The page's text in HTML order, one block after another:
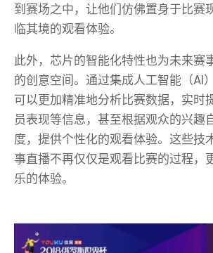
到赛场之中，让他们仿佛置身于比赛
临其境的观看体验。
此外，芯片的智能化特性也为未来赛
的创意空间。通过集成人工智能（AI
可以更加精准地分析比赛数据，实时
员表现等信息，甚至根据观众的兴趣
度，提供个性化的观看体验。这些技
事直播不再仅仅是观看比赛的过程，
乐的体验。